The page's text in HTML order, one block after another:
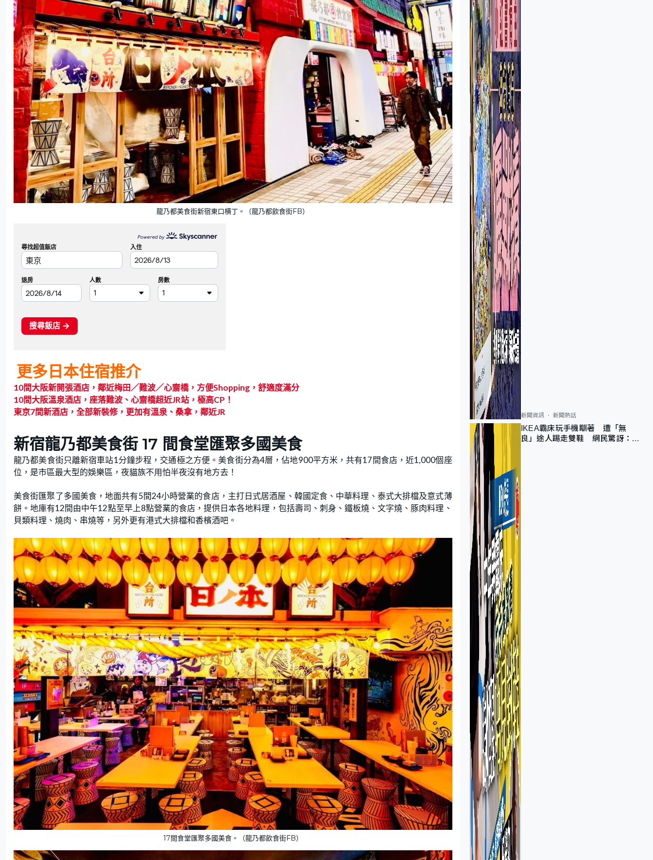
龍乃都美食街新宿東口横丁。（龍乃都飲食街FB）
更多日本住宿推介
10間大阪新開張酒店，鄰近梅田／難波／心齋橋，方便Shopping，舒適度滿分
10間大阪溫泉酒店，座落難波、心齋橋超近JR站，極高CP！
東京7間新酒店，全部新裝修，更加有溫泉、桑拿，鄰近JR
新宿龍乃都美食街 17 間食堂匯聚多國美食
龍乃都美食街只離新宿車站1分鐘步程，交通極之方便。美食街分為4層，佔地900平方米，共有17間食店，近1,000個座
位，是市區最大型的娛樂區，夜貓族不用怕半夜沒有地方去！
美食街匯聚了多國美食，地面共有5間24小時營業的食店，主打日式居酒屋、韓國定食、中華料理、泰式大排檔及意式薄
餅。地庫有12間由中午12點至早上8點營業的食店，提供日本各地料理，包括壽司、刺身、鐵板燒、文字燒、豚肉料理、
貝類料理、燒肉、串燒等，另外更有港式大排檔和香檳酒吧。
17間食堂匯聚多國美食。（龍乃都飲食街FB）
新聞資訊 新聞熱話
IKEA霸床玩手機瞓著 遭「無
良」途人踢走雙鞋 網民驚訝：冇